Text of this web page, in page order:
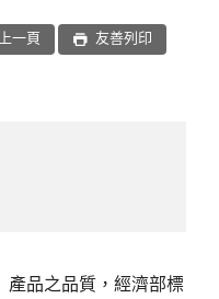
一頁 友善列印
品之品質，經濟部標